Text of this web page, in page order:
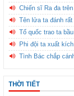
Chiến sĩ Ra đa
Tên lửa ta đánh rất
Tổ quốc trao ta
Phi đội ta xuất kích
Tình Bác chắp
THỜI TIẾT